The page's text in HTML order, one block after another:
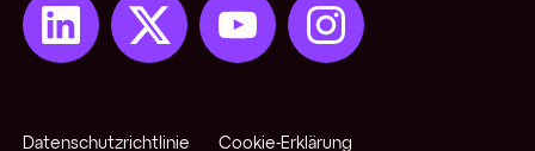
Offene Position
Pips
Datenschutzrichtlinie
Cookie-Erklärung